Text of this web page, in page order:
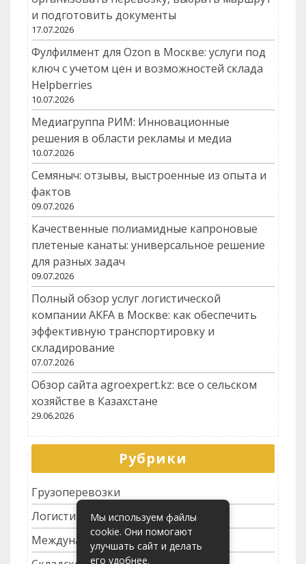
и подготовить документы
17.07.2026
Фулфилмент для Ozon в Москве: услуги под
ключ с учетом цен и возможностей склада
Helpberries
10.07.2026
Медиагруппа РИМ: Инновационные
решения в области рекламы и медиа
10.07.2026
Семяныч: отзывы, выстроенные из опыта и
фактов
09.07.2026
Качественные полиамидные капроновые
плетеные канаты: универсальное решение
для разных задач
09.07.2026
Полный обзор услуг логистической
компании AKFA в Москве: как обеспечить
эффективную транспортировку и
складирование
07.07.2026
Обзор сайта agroexpert.kz: все о сельском
хозяйстве в Казахстане
29.06.2026
Рубрики
Грузоперевозки
Логистика
Международные перевозки
Мы используем файлы
cookie. Они помогают
улучшать сайт и делать
его удобнее.